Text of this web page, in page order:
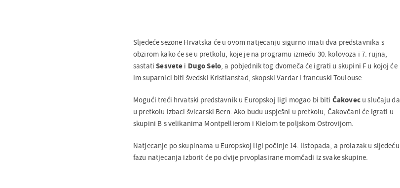
Sljedeće sezone Hrvatska će u ovom natjecanju sigurno imati dva predstavnika s
obzirom kako će se u pretkolu, koje je na programu između 30. kolovoza i 7. rujna,
sastatiSesvete i Dugo Selo, a pobjednik tog dvomeča će igrati u skupini F u kojoj će
im suparnici biti švedski Kristianstad, skopski Vardar i francuski Toulouse.
Mogući treći hrvatski predstavnik u Europskoj ligi mogao bi biti Čakovecu slučaju da
u pretkolu izbaci švicarski Bern. Ako budu uspješni u pretkolu, Čakovčani će igrati u
skupini B s velikanima Montpellierom i Kielom te poljskom Ostrovijom.
Natjecanje po skupinama u Europskoj ligi počinje 14. listopada, a prolazak u sljedeću
fazu natjecanja izborit će po dvije prvoplasirane momčadi iz svake skupine.